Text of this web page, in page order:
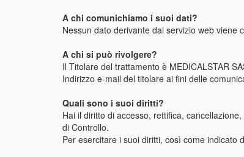
A chi comunichiamo i suoi dati?
Nessun dato derivante dal servizio web viene
A chi si può rivolgere?
Il Titolare del trattamento è MEDICALSTAR
Indirizzo e-mail del titolare ai fini delle
Quali sono i suoi diritti?
Hai il diritto di accesso, rettifica,
di Controllo.
Per esercitare i suoi diritti, così come indicato